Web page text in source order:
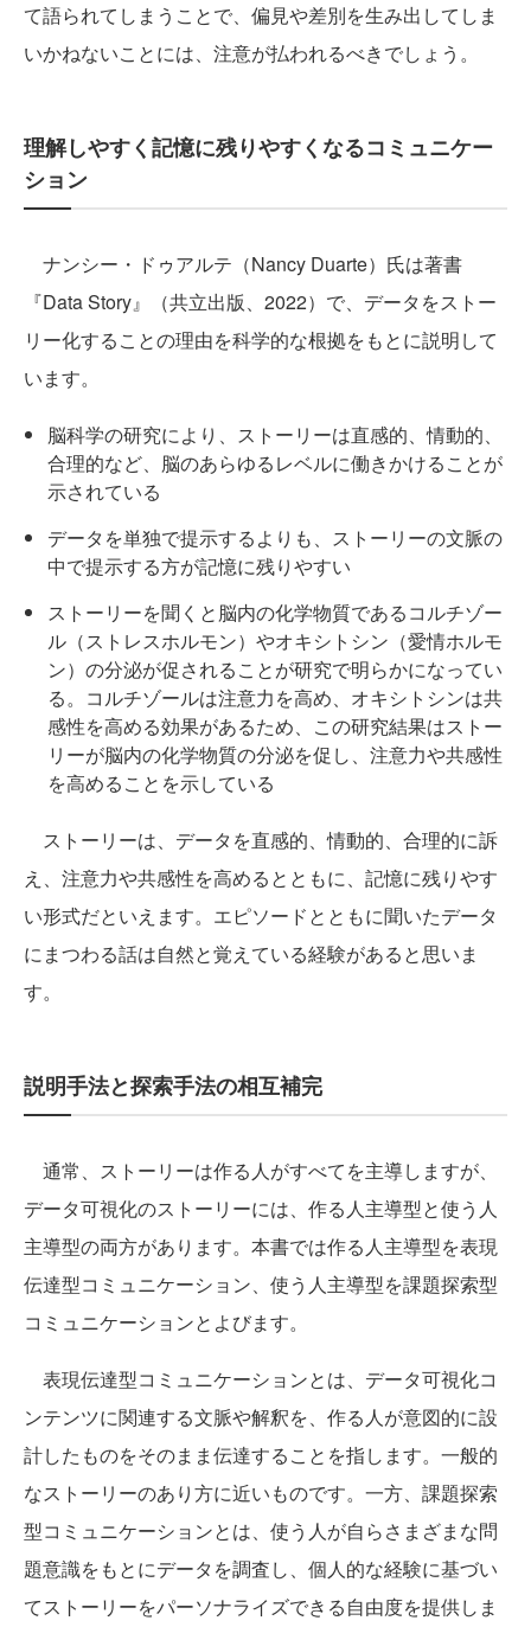
て語られてしまうことで、偏見や差別を生み出してしま
いかねないことには、注意が払われるべきでしょう。
理解しやすく記憶に残りやすくなるコミュニケー
ション
ナンシー・ドゥアルテ（Nancy Duarte）氏は著書
『Data Story』（共立出版、2022）で、データをストー
リー化することの理由を科学的な根拠をもとに説明して
います。
脳科学の研究により、ストーリーは直感的、情動的、
合理的など、脳のあらゆるレベルに働きかけることが
示されている
データを単独で提示するよりも、ストーリーの文脈の
中で提示する方が記憶に残りやすい
ストーリーを聞くと脳内の化学物質であるコルチゾー
ル（ストレスホルモン）やオキシトシン（愛情ホルモ
ン）の分泌が促されることが研究で明らかになってい
る。コルチゾールは注意力を高め、オキシトシンは共
感性を高める効果があるため、この研究結果はストー
リーが脳内の化学物質の分泌を促し、注意力や共感性
を高めることを示している
ストーリーは、データを直感的、情動的、合理的に訴
え、注意力や共感性を高めるとともに、記憶に残りやす
い形式だといえます。エピソードとともに聞いたデータ
にまつわる話は自然と覚えている経験があると思いま
す。
説明手法と探索手法の相互補完
通常、ストーリーは作る人がすべてを主導しますが、
データ可視化のストーリーには、作る人主導型と使う人
主導型の両方があります。本書では作る人主導型を表現
伝達型コミュニケーション、使う人主導型を課題探索型
コミュニケーションとよびます。
表現伝達型コミュニケーションとは、データ可視化コ
ンテンツに関連する文脈や解釈を、作る人が意図的に設
計したものをそのまま伝達することを指します。一般的
なストーリーのあり方に近いものです。一方、課題探索
型コミュニケーションとは、使う人が自らさまざまな問
題意識をもとにデータを調査し、個人的な経験に基づい
てストーリーをパーソナライズできる自由度を提供しま